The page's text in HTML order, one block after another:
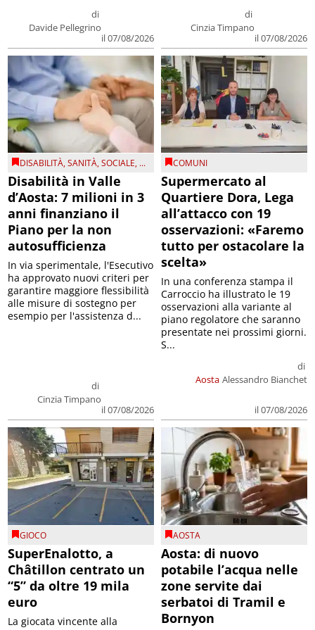
di
Davide Pellegrino
il 07/08/2026
di
Cinzia Timpano
il 07/08/2026
DISABILITÀ,SANITÀ,SOCIALE, ...
Disabilità in Valle
d’Aosta: 7 milioni in 3
anni finanziano il
Piano per la non
autosufficienza
di
Cinzia Timpano
il 07/08/2026
In via sperimentale, l'Esecutivo
ha approvato nuovi criteri per
garantire maggiore flessibilità
alle misure di sostegno per
esempio per l'assistenza d...
COMUNI
Supermercato al
Quartiere Dora, Lega
all’attacco con 19
osservazioni: «Faremo
tutto per ostacolare la
scelta»
Aosta
di
Alessandro Bianchet
il 07/08/2026
In una conferenza stampa il
Carroccio ha illustrato le 19
osservazioni alla variante al
piano regolatore che saranno
presentate nei prossimi giorni.
S...
GIOCO
SuperEnalotto, a
Châtillon centrato un
“5” da oltre 19 mila
euro
La giocata vincente alla
AOSTA
Aosta: di nuovo
potabile l’acqua nelle
zone servite dai
serbatoi di Tramil e
Bornyon